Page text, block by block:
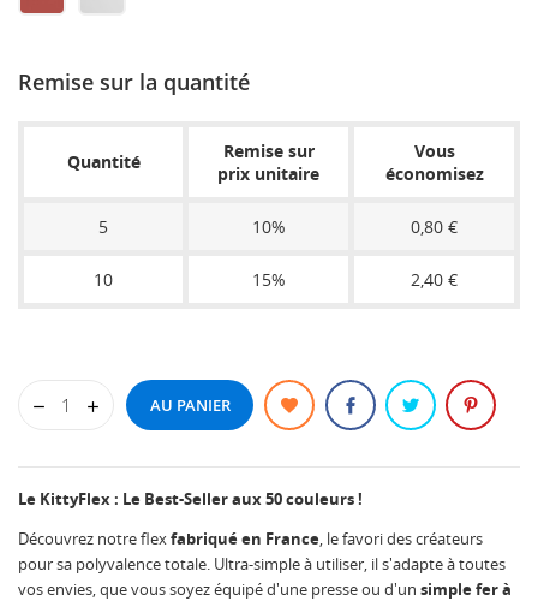
PINK
YELLOW
SIENNACLEAR
Remise sur la quantité
Quantité
Remise sur
prix unitaire
Vous
économisez
5 10% 0,80 €
10 15% 2,40 €
AU PANIER
Le KittyFlex : Le Best-Seller aux 50 couleurs !
Découvrez notre flexfabriqué en France, le favori des créateurs
pour sa polyvalence totale. Ultra-simple à utiliser, il s'adapte à toutes
vos envies, que vous soyez équipé d'une presse ou d'un simple fer à